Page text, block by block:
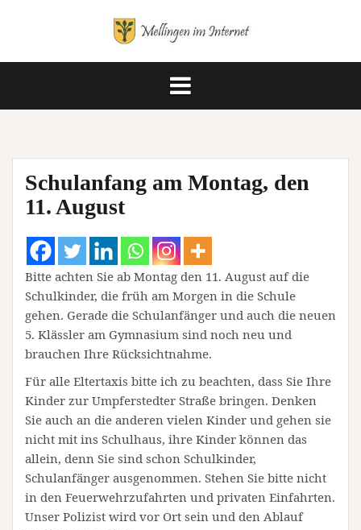
Schulanfang am Montag, den
11. August
Bitte achten Sie ab Montag den 11. August auf die
Schulkinder, die früh am Morgen in die Schule
gehen. Gerade die Schulanfänger und auch die neuen
5. Klässler am Gymnasium sind noch neu und
brauchen Ihre Rücksichtnahme.
Für alle Eltertaxis bitte ich zu beachten, dass Sie Ihre
Kinder zur Umpferstedter Straße bringen. Denken
Sie auch an die anderen vielen Kinder und gehen sie
nicht mit ins Schulhaus, ihre Kinder können das
allein, denn Sie sind schon Schulkinder,
Schulanfänger ausgenommen. Stehen Sie bitte nicht
in den Feuerwehrzufahrten und privaten Einfahrten.
Unser Polizist wird vor Ort sein und den Ablauf